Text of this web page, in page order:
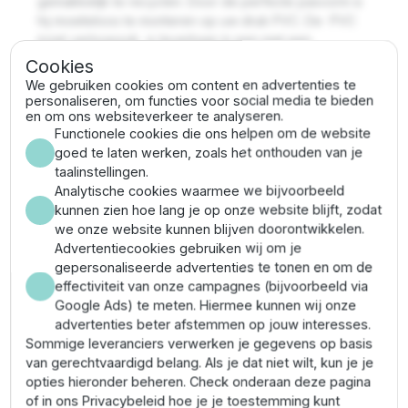
inzet verloopsok is leverbaar in een met een
binnendraad van 1/4'' tot en met
de juiste PVC
draad sok voor uw pvc drukleiding.
Aansluiten druk pvc hulpstukken
Het monteren van de hulpstukken op uw pvc buis is
zeer eenvoudig. U hoeft enkel de montageplek te
ontvettenom hier vervolgens met de specialepvc
lijmde bevestiging te maken. Deze lijm verzekert u
van een waterdichte, solide bevestiging. Zo kunt u
zeer eenvoudig uw eigen PVC afvoer- en
drinkwatersysteem maken. Alle hulpstukken zijn
leverbaar vanuit eigen voorraad en kunnen dus snel
bezorgd worden.
Wilt u weten welke PVC drukleiding en pvc druk
hulpstukken het meest geschikt zijn voor uw situatie?
Neem dan contact op en krijg advies voor de juiste
druk pvc en druk pvc hulpstukken!
Cookies
We gebruiken cookies om content en advertenties te
personaliseren, om functies voor social media te bieden
en om ons websiteverkeer te analyseren.
Functionele cookies die ons helpen om de website
goed te laten werken, zoals het onthouden van je
taalinstellingen.
Analytische cookies waarmee we bijvoorbeeld
kunnen zien hoe lang je op onze website blijft, zodat
we onze website kunnen blijven doorontwikkelen.
Advertentiecookies gebruiken wij om je
gepersonaliseerde advertenties te tonen en om de
effectiviteit van onze campagnes (bijvoorbeeld via
Google Ads) te meten. Hiermee kunnen wij onze
advertenties beter afstemmen op jouw interesses.
Sommige leveranciers verwerken je gegevens op basis
van gerechtvaardigd belang. Als je dat niet wilt, kun je je
opties hieronder beheren. Check onderaan deze pagina
of in ons Privacybeleid hoe je je toestemming kunt